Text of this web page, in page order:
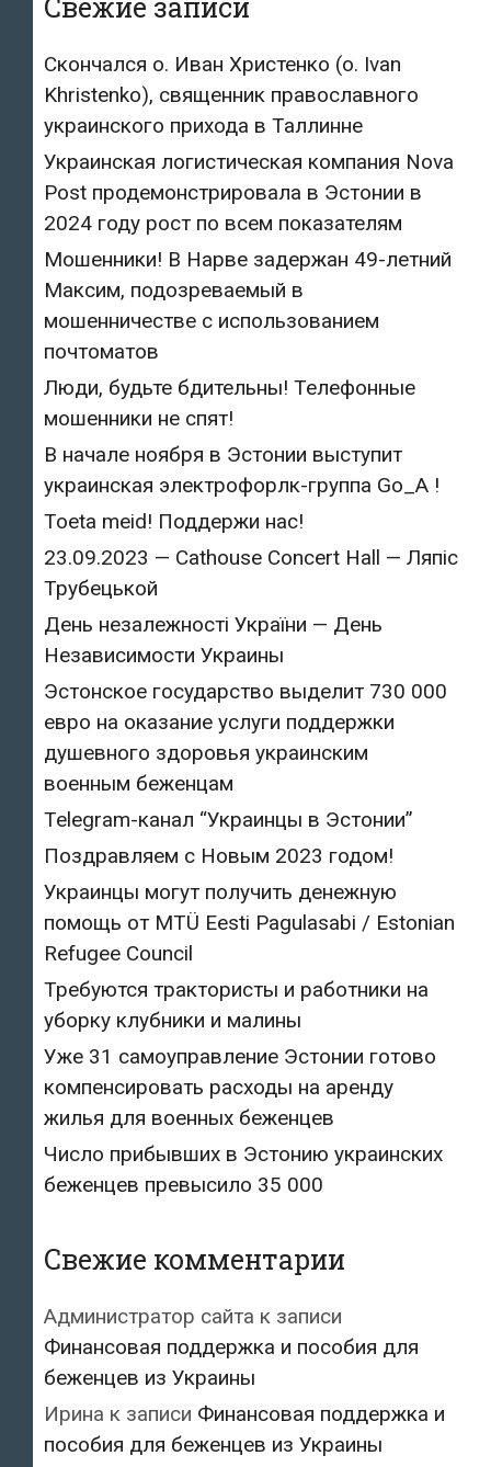
Свежие записи
Скончался о. Иван Христенко (о. Ivan
Khristenko), священник православного
украинского прихода в Таллинне
Украинская логистическая компания Nova
Post продемонстрировала в Эстонии в
2024 году рост по всем показателям
Мошенники! В Нарве задержан 49-летний
Максим, подозреваемый в
мошенничестве с использованием
почтоматов
Люди, будьте бдительны! Телефонные
мошенники не спят!
В начале ноября в Эстонии выступит
украинская электрофорлк-группа Go_A !
Toeta meid! Поддержи нас!
23.09.2023 — Cathouse Concert Hall — Ляпіс
Трубецькой
День незалежності України — День
Независимости Украины
Эстонское государство выделит 730 000
евро на оказание услуги поддержки
душевного здоровья украинским
военным беженцам
Telegram-канал “Украинцы в Эстонии”
Поздравляем с Новым 2023 годом!
Украинцы могут получить денежную
помощь от MTÜ Eesti Pagulasabi / Estonian
Refugee Council
Требуются трактористы и работники на
уборку клубники и малины
Уже 31 самоуправление Эстонии готово
компенсировать расходы на аренду
жилья для военных беженцев
Число прибывших в Эстонию украинских
беженцев превысило 35 000
Свежие комментарии
Администратор сайта к записи
Финансовая поддержка и пособия для
беженцев из Украины
Ирина к записи Финансовая поддержка и
пособия для беженцев из Украины